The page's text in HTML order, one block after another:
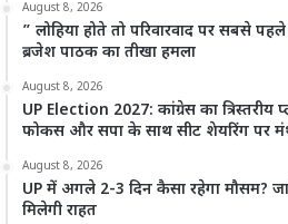
August 8, 2026
” लोहिया होते तो परिवारवाद पर सबसे
ब्रजेश पाठक का तीखा हमला
August 8, 2026
UP Election 2027: कांग्रेस का त्रिस्तरीय
फोकस और सपा के साथ सीट शेयरिंग पर
August 8, 2026
UP में अगले 2-3 दिन कैसा रहेगा मौसम?
मिलेगी राहत